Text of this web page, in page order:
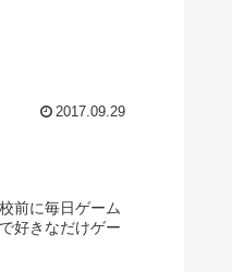
2017.09.29
前に毎日ゲーム
好きなだけゲー